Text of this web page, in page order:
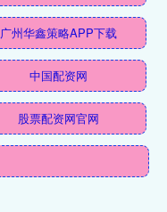
广州华鑫策略APP下载
中国配资网
股票配资网官网